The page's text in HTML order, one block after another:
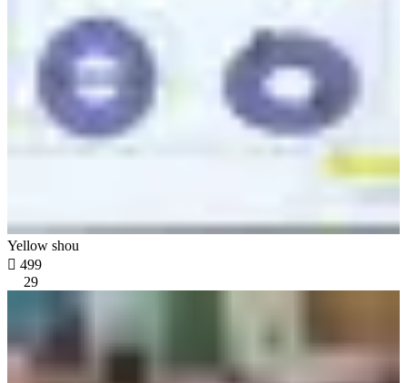
Yellow shou
 499
29